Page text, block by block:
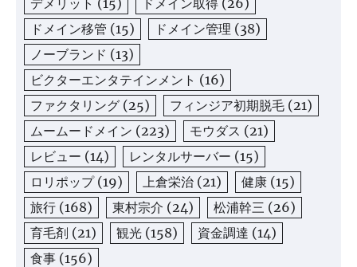
ドメイン移管 (15) ドメイン管理 (38)
ノーブランド (13)
ビクターエンタテインメント (16)
ファクタリング (25) フィンジア初期脱毛 (21)
ムームードメイン (223) モウダス (21)
レビュー (14) レンタルサーバー (15)
ロリポップ(19) 上倉栄治 (21) 健康 (15)
旅行 (168) 東村宗介 (24) 松浦幹三 (26)
育毛剤 (21) 観光 (158) 資金調達 (14)
食事 (156)